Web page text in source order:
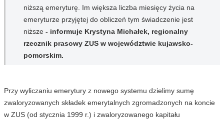
niższą emeryturę. Im większa liczba miesięcy życia na
emeryturze przyjętej do obliczeń tym świadczenie jest
niższe - informuje Krystyna Michałek, regionalny
rzecznik prasowy ZUS w województwie kujawsko-
pomorskim.
Przy wyliczaniu emerytury z nowego systemu dzielimy sumę
zwaloryzowanych składek emerytalnych zgromadzonych na koncie
w ZUS (od stycznia 1999 r.) i zwaloryzowanego kapitału